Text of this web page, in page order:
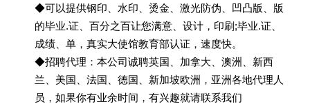
◆可以提供钢印、水印、烫金、激光防伪、凹凸版、版
的毕业.证、百分之百让您满意、设计，印刷;毕业.证、
成绩、单，真实大使馆教育部认证，速度快。
◆招聘代理：本公司诚聘英国、加拿大、澳洲、新西
兰、美国、法国、德国、新加坡欧洲，亚洲各地代理人
员，如果你有业余时间，有兴趣就请联系我们